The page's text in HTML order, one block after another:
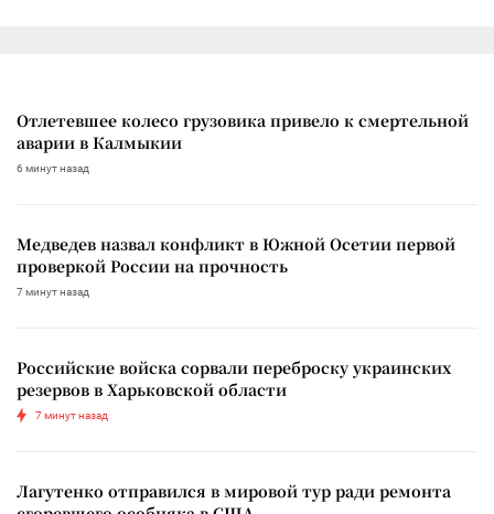
Отлетевшее колесо грузовика привело к смертельной
аварии в Калмыкии
6 минут назад
Медведев назвал конфликт в Южной Осетии первой
проверкой России на прочность
7 минут назад
Российские войска сорвали переброску украинских
резервов в Харьковской области
7 минут назад
Лагутенко отправился в мировой тур ради ремонта